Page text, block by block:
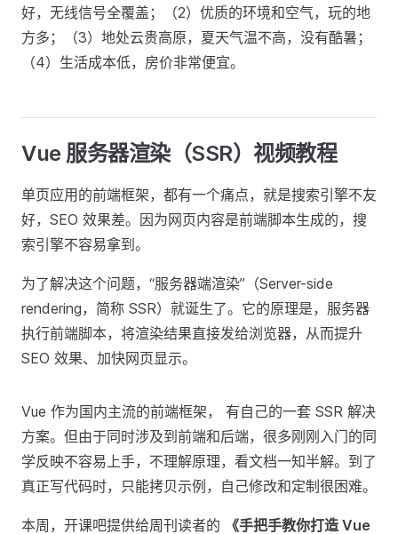
好，无线信号全覆盖；（2）优质的环境和空气，玩的地
方多；（3）地处云贵高原，夏天气温不高，没有酷暑；
（4）生活成本低，房价非常便宜。
Vue 服务器渲染（SSR）视频教程
单页应用的前端框架，都有一个痛点，就是搜索引擎不友
好，SEO 效果差。因为网页内容是前端脚本生成的，搜
索引擎不容易拿到。
为了解决这个问题，“服务器端渲染”（Server-side
rendering，简称 SSR）就诞生了。它的原理是，服务器
执行前端脚本，将渲染结果直接发给浏览器，从而提升
SEO 效果、加快网页显示。
Vue 作为国内主流的前端框架， 有自己的一套 SSR 解决
方案。但由于同时涉及到前端和后端，很多刚刚入门的同
学反映不容易上手，不理解原理，看文档一知半解。到了
真正写代码时，只能拷贝示例，自己修改和定制很困难。
本周，开课吧提供给周刊读者的
《手把手教你打造 Vue